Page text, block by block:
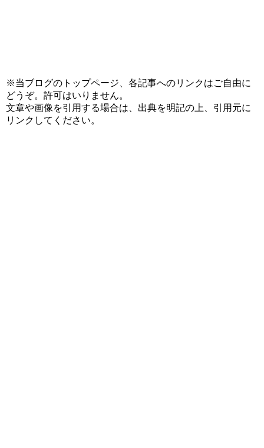
※当ブログのトップページ、各記事へのリンクはご自由に
どうぞ。許可はいりません。
文章や画像を引用する場合は、出典を明記の上、引用元に
リンクしてください。